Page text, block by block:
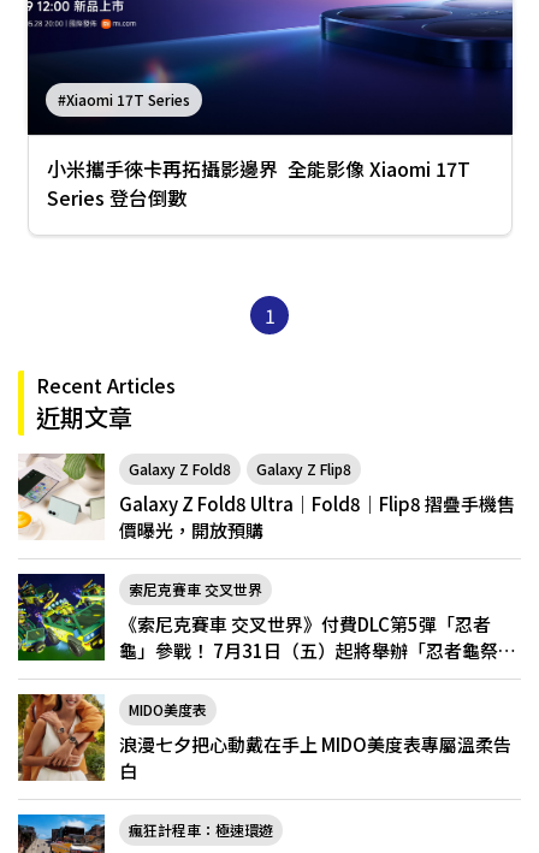
#Xiaomi 17T Series
小米攜手徠卡再拓攝影邊界 全能影像 Xiaomi 17T
Series 登台倒數
1
Recent Articles
近期文章
Galaxy Z Fold8 Galaxy Z Flip8
Galaxy Z Fold8 Ultra｜Fold8｜Flip8 摺疊手機售
價曝光，開放預購
索尼克賽車 交叉世界
《索尼克賽車 交叉世界》付費DLC第5彈「忍者
龜」參戰！ 7月31日（五）起將舉辦「忍者龜祭
典」
MIDO美度表
浪漫七夕把心動戴在手上 MIDO美度表專屬溫柔告
白
瘋狂計程車：極速環遊